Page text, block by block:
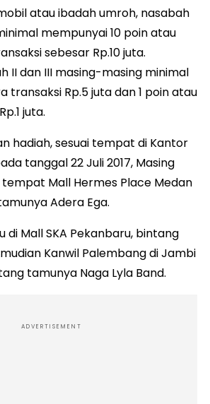
atau ibadah umroh, nasabah
mempunyai 10 poin atau
sebesar Rp.10 juta.
II dan III masing-masing minimal
transaksi Rp.5 juta dan 1 poin atau
juta.
hadiah, sesuai tempat di Kantor
tanggal 22 Juli 2017, Masing
Mall Hermes Place Medan
Adera Ega.
di Mall SKA Pekanbaru, bintang
Kanwil Palembang di Jambi
tamunya Naga Lyla Band.
ADVERTISEMENT